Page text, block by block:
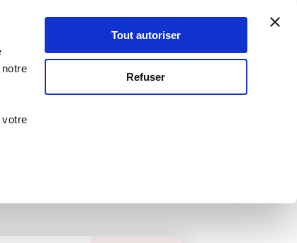
Tout autoriser
Refuser
Se connecter